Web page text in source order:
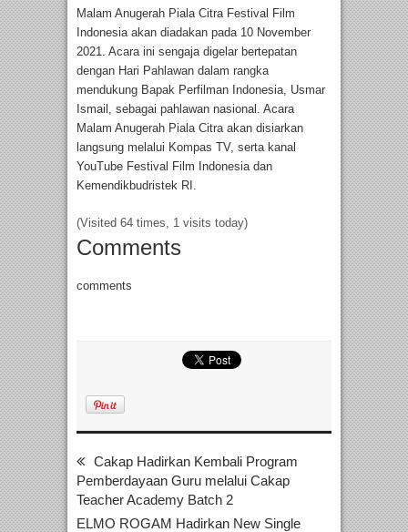
Malam Anugerah Piala Citra Festival Film
Indonesia akan diadakan pada 10 November
2021. Acara ini sengaja digelar bertepatan
dengan Hari Pahlawan dalam rangka
mendukung Bapak Perfilman Indonesia, Usmar
Ismail, sebagai pahlawan nasional. Acara
Malam Anugerah Piala Citra akan disiarkan
langsung melalui Kompas TV, serta kanal
YouTube Festival Film Indonesia dan
Kemendikbudristek RI.
(Visited 64 times, 1 visits today)
Comments
comments
Cakap Hadirkan Kembali Program
Pemberdayaan Guru melalui Cakap
Teacher Academy Batch 2
ELMO ROGAM Hadirkan New Single